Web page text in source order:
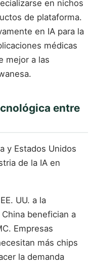
en nichos
de plataforma.
en IA para la
médicas
mejor a las
entre
y Estados Unidos
de la IA en
UU. a la
benefician a
Empresas
más chips
la demanda